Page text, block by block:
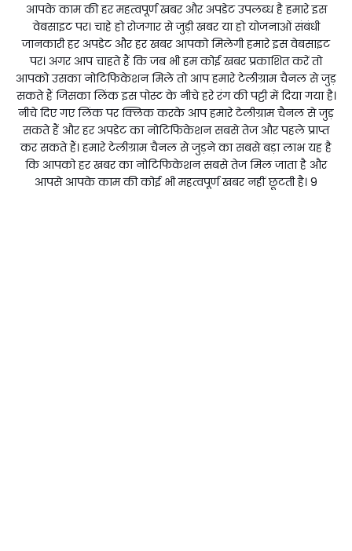
आपके काम की हर महत्वपूर्ण खबर और अपडेट उपलब्ध है हमारे इस
वेबसाइट पर। चाहे हो रोजगार से जुड़ी खबर या हो योजनाओं संबंधी
जानकारी हर अपडेट और हर खबर आपको मिलेगी हमारे इस वेबसाइट
पर। अगर आप चाहते हैं कि जब भी हम कोई खबर प्रकाशित करें तो
आपको उसका नोटिफिकेशन मिले तो आप हमारे टेलीग्राम चैनल से जुड़
सकते हैं जिसका लिंक इस पोस्ट के नीचे हरे रंग की पट्टी में दिया गया है।
नीचे दिए गए लिंक पर क्लिक करके आप हमारे टेलीग्राम चैनल से जुड़
सकते हैं और हर अपडेट का नोटिफिकेशन सबसे तेज और पहले प्राप्त
कर सकते हैं। हमारे टेलीग्राम चैनल से जुड़ने का सबसे बड़ा लाभ यह है
कि आपको हर खबर का नोटिफिकेशन सबसे तेज मिल जाता है और
आपसे आपके काम की कोई भी महत्वपूर्ण खबर नहीं छूटती है। 9